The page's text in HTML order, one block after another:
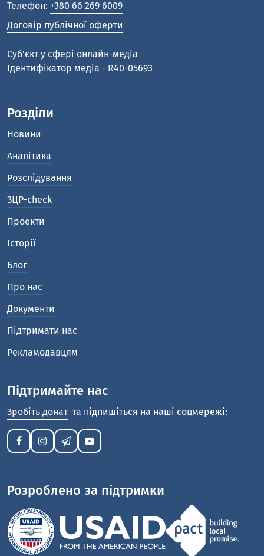
Телефон: +380 66 269 6009
Договір публічної оферти
Cуб'єкт у сфері онлайн-медіа
Ідентифікатор медіа - R40-05693
Розділи
Новини
Аналітика
Розслідування
ЗЦР-check
Проекти
Історії
Блог
Про нас
Документи
Підтримати нас
Рекламодавцям
Підтримайте нас
Зробіть донат та підпишіться на наші соцмережі:
Розроблено за підтримки